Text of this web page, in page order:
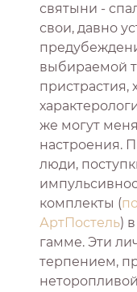
святыни -
свои, давно
выбираемой
пристрастия,
же могут
настроения.
люди,
комплекты (
АртПостель)
гамме. Эти
терпением,